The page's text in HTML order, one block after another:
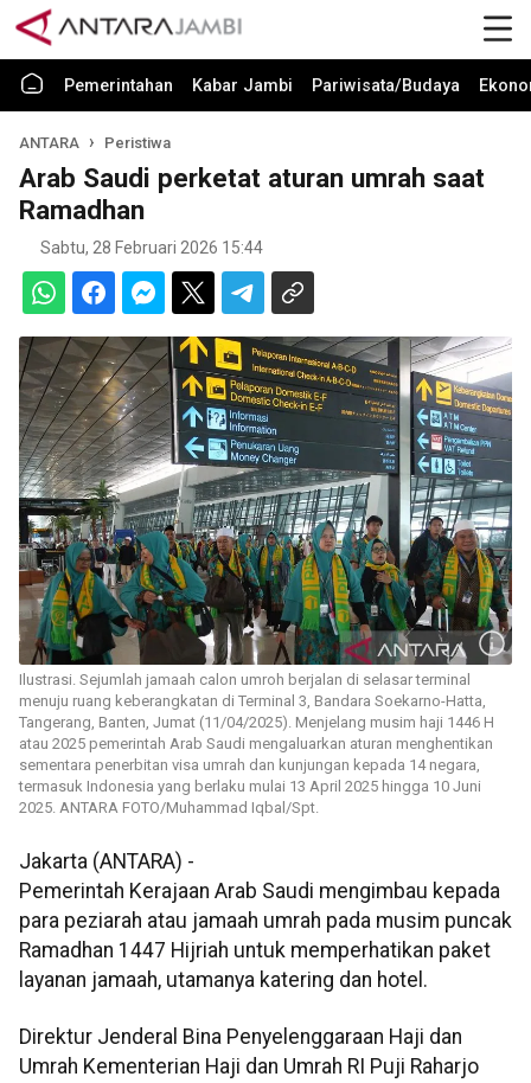
Pemerintahan Kabar Jambi Pariwisata/Budaya
ANTARA Peristiwa
Arab Saudi perketat aturan umrah saat
Ramadhan
Sabtu, 28 Februari 2026 15:44
Ilustrasi. Sejumlah jamaah calon umroh berjalan di selasar terminal
menuju ruang keberangkatan di Terminal 3, Bandara Soekarno-Hatta,
Tangerang, Banten, Jumat (11/04/2025). Menjelang musim haji 1446 H
atau 2025 pemerintah Arab Saudi mengaluarkan aturan menghentikan
sementara penerbitan visa umrah dan kunjungan kepada 14 negara,
termasuk Indonesia yang berlaku mulai 13 April 2025 hingga 10 Juni
2025. ANTARA FOTO/Muhammad Iqbal/Spt.
Jakarta (ANTARA) -
Pemerintah Kerajaan Arab Saudi mengimbau kepada
para peziarah atau jamaah umrah pada musim puncak
Ramadhan 1447 Hijriah untuk memperhatikan paket
layanan jamaah, utamanya katering dan hotel.
Direktur Jenderal Bina Penyelenggaraan Haji dan
Umrah Kementerian Haji dan Umrah RI Puji Raharjo